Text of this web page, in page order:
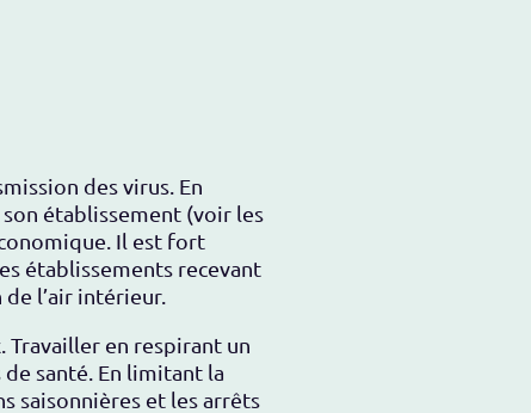
des virus. En
établissement (voir les
Il est fort
établissements recevant
l’air intérieur.
Travailler en respirant un
santé. En limitant la
saisonnières et les arrêts